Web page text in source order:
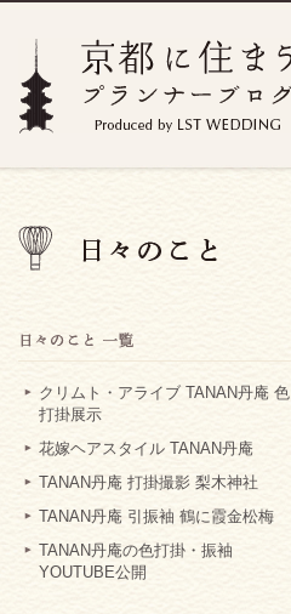
クリムト・アライブ TANAN丹庵 色
打掛展示
花嫁ヘアスタイル TANAN丹庵
TANAN丹庵 打掛撮影 梨木神社
TANAN丹庵 引振袖 鶴に霞金松梅
TANAN丹庵の色打掛・振袖
YOUTUBE公開